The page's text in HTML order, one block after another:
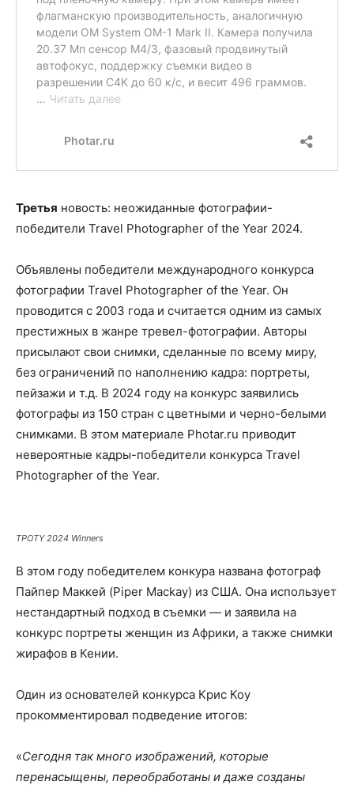
Третья новость: неожиданные фотографии-
победители Travel Photographer of the Year 2024.
Объявлены победители международного конкурса
фотографии Travel Photographer of the Year. Он
проводится с 2003 года и считается одним из самых
престижных в жанре тревел-фотографии. Авторы
присылают свои снимки, сделанные по всему миру,
без ограничений по наполнению кадра: портреты,
пейзажи и т.д. В 2024 году на конкурс заявились
фотографы из 150 стран с цветными и черно-белыми
снимками. В этом материале Photar.ru приводит
невероятные кадры-победители конкурса Travel
Photographer of the Year.
TPOTY 2024 Winners
В этом году победителем конкура названа фотограф
Пайпер Маккей (Piper Mackay) из США. Она использует
нестандартный подход в съемки — и заявила на
конкурс портреты женщин из Африки, а также снимки
жирафов в Кении.
Один из основателей конкурса Крис Коу
прокомментировал подведение итогов:
«Сегодня так много изображений, которые
перенасыщены, переобработаны и даже созданы